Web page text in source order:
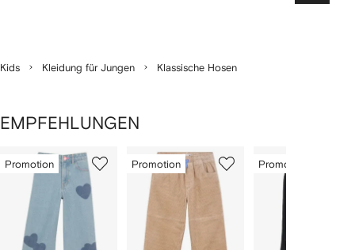
Kids Kleidung für Jungen Klassische Hosen
EMPFEHLUNGEN
von
Promotion
von
Promotion
von
Promotion